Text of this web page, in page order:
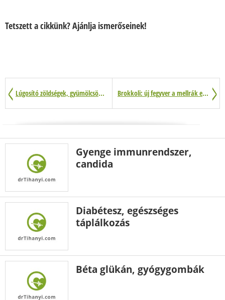
Tetszett a cikkünk? Ajánlja ismerőseinek!
Lúgosító zöldségek, gyümölcsök, gabonák és tejtermékek Brokkoli: új fegyver a mellrák ellen
Gyenge immunrendszer,
candida
Diabétesz, egészséges
táplálkozás
Béta glükán, gyógygombák